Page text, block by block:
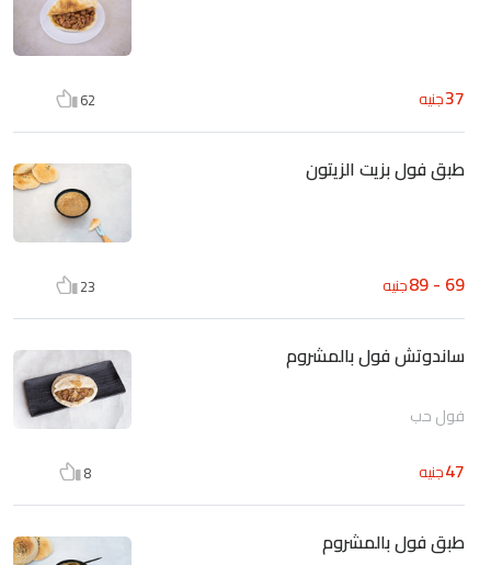
37جنيه 62
طبق فول بزيت الزيتون
69 - 89 جنيه 23
ساندوتش فول بالمشروم
فول حب
47جنيه 8
طبق فول بالمشروم